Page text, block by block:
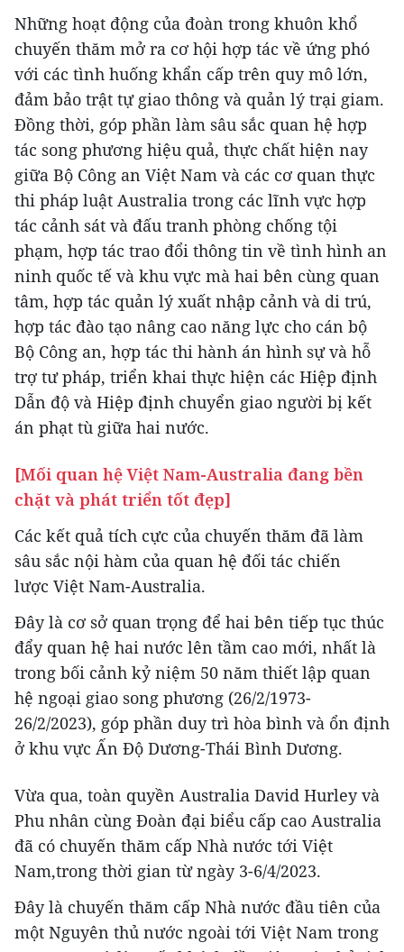
Những hoạt động của đoàn trong khuôn khổ
chuyến thăm mở ra cơ hội hợp tác về ứng phó
với các tình huống khẩn cấp trên quy mô lớn,
đảm bảo trật tự giao thông và quản lý trại giam.
Đồng thời, góp phần làm sâu sắc quan hệ hợp
tác song phương hiệu quả, thực chất hiện nay
giữa Bộ Công an Việt Nam và các cơ quan thực
thi pháp luật Australia trong các lĩnh vực hợp
tác cảnh sát và đấu tranh phòng chống tội
phạm, hợp tác trao đổi thông tin về tình hình an
ninh quốc tế và khu vực mà hai bên cùng quan
tâm, hợp tác quản lý xuất nhập cảnh và di trú,
hợp tác đào tạo nâng cao năng lực cho cán bộ
Bộ Công an, hợp tác thi hành án hình sự và hỗ
trợ tư pháp, triển khai thực hiện các Hiệp định
Dẫn độ và Hiệp định chuyển giao người bị kết
án phạt tù giữa hai nước.
[Mối quan hệ Việt Nam-Australia đang bền
chặt và phát triển tốt đẹp]
Các kết quả tích cực của chuyến thăm đã làm
sâu sắc nội hàm của quan hệ đối tác chiến
lược Việt Nam-Australia.
Đây là cơ sở quan trọng để hai bên tiếp tục thúc
đẩy quan hệ hai nước lên tầm cao mới, nhất là
trong bối cảnh kỷ niệm 50 năm thiết lập quan
hệ ngoại giao song phương (26/2/1973-
26/2/2023), góp phần duy trì hòa bình và ổn định
ở khu vực Ấn Độ Dương-Thái Bình Dương.
Vừa qua, toàn quyền Australia David Hurley và
Phu nhân cùng Đoàn đại biểu cấp cao Australia
đã có chuyến thăm cấp Nhà nước tới Việt
Nam,trong thời gian từ ngày 3-6/4/2023.
Đây là chuyến thăm cấp Nhà nước đầu tiên của
một Nguyên thủ nước ngoài tới Việt Nam trong